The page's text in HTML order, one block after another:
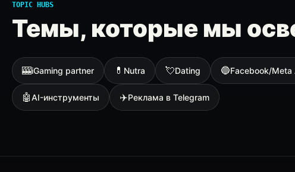
TOPIC HUBS
Темы, которые мы
🎰iGaming partner 💊 Nutra 💘Dating 🔵Facebook/Meta
🤖AI-инструменты ✈️Реклама в Telegram